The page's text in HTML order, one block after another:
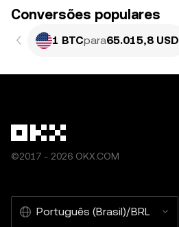
Conversões populares
1 BTCpara65.015,8 USD
©2017 - 2026 OKX.COM
Português (Brasil)/BRL